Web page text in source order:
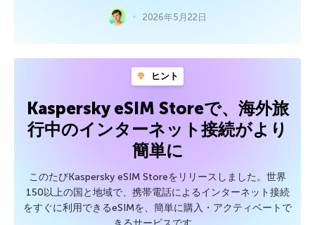
2026年5月22日
ヒント
Kaspersky eSIM Storeで、海外旅
行中のインターネット接続がより
簡単に
このたびKaspersky eSIM Storeをリリースしました。世界
150以上の国と地域で、携帯電話によるインターネット接続
をすぐに利用できるeSIMを、簡単に購入・アクティベートで